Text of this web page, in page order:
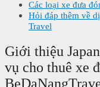
Các loại xe đưa
Hỏi đáp thêm về
Travel
Giới thiệu
vụ cho thuê xe